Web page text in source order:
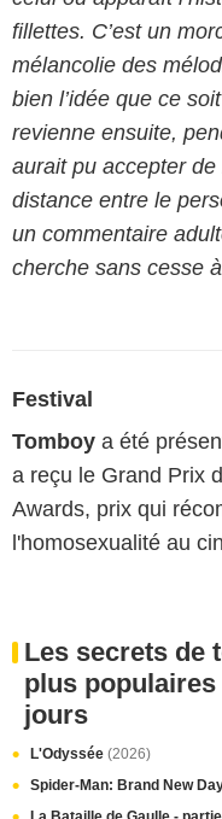
fillettes. C’est un
mélancolie des
bien l’idée que ce
revienne ensuite,
aurait pu accepter
distance entre le
un commentaire
cherche sans cesse
Festival
Tomboy a été
a reçu le Grand Prix
Awards, prix qui
l'homosexualité au
Les secrets de
plus
jours
L'Odyssée (2026)
Spider-Man: Brand New